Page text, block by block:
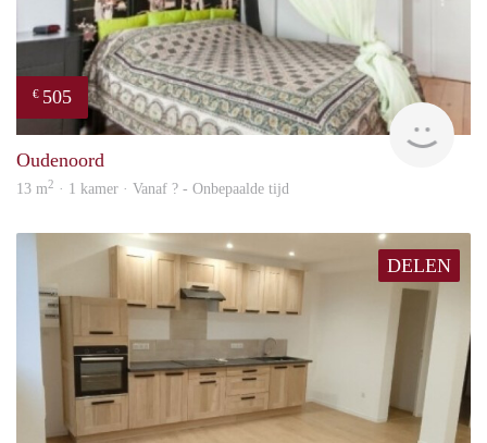
€ 505
Oudenoord
13 m2 · 1 kamer · Vanaf ? - Onbepaalde tijd
DELEN